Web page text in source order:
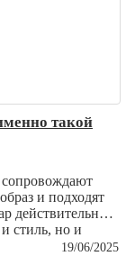
такой
и подходят
действительно
стиль, но и
часто19/06/2025